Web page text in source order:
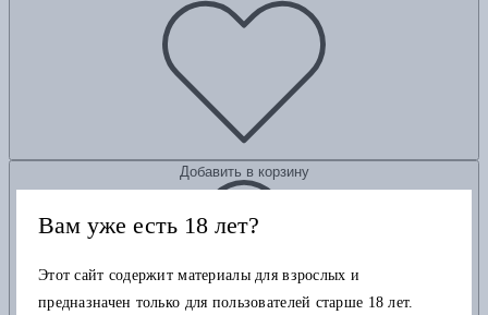
Добавить в корзину
Вам уже есть 18 лет?
Этот сайт содержит материалы для взрослых и
предназначен только для пользователей старше 18 лет.